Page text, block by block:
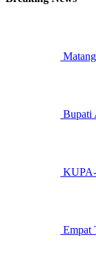
Bupati
Empat